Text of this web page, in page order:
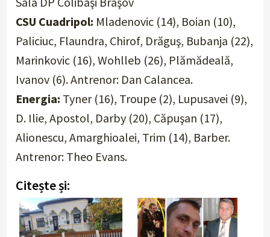
CSU Cuadripol: Mladenovic (14), Boian (10),
Paliciuc, Flaundra, Chirof, Drăguş, Bubanja (22),
Marinkovic (16), Wohlleb (26), Plămădeală,
Ivanov (6). Antrenor: Dan Calancea.
Energia: Tyner (16), Troupe (2), Lupusavei (9),
D. Ilie, Apostol, Darby (20), Căpuşan (17),
Alionescu, Amarghioalei, Trim (14), Barber.
Antrenor: Theo Evans.
Citește și: